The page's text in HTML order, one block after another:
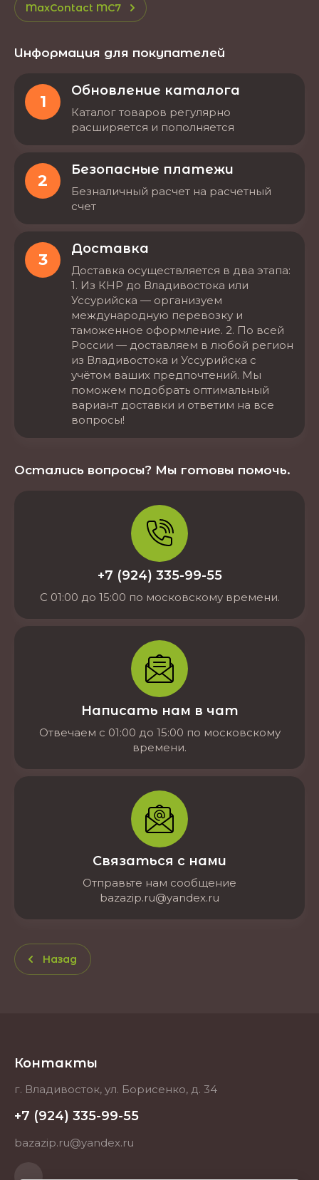
MaxContact MC7
Информация для покупателей
1
Обновление каталога
Каталог товаров регулярно
расширяется и пополняется
2
Безопасные платежи
Безналичный расчет на расчетный
счет
3
Доставка
Доставка осуществляется в два этапа:
1. Из КНР до Владивостока или
Уссурийска — организуем
международную перевозку и
таможенное оформление. 2. По всей
России — доставляем в любой регион
из Владивостока и Уссурийска с
учётом ваших предпочтений. Мы
поможем подобрать оптимальный
вариант доставки и ответим на все
вопросы!
Остались вопросы? Мы готовы помочь.
+7 (924) 335-99-55
С 01:00 до 15:00 по московскому времени.
Написать нам в чат
Отвечаем с 01:00 до 15:00 по московскому
времени.
Связаться с нами
Отправьте нам сообщение
bazazip.ru@yandex.ru
Назад
Контакты
г. Владивосток, ул. Борисенко, д. 34
+7 (924) 335-99-55
bazazip.ru@yandex.ru